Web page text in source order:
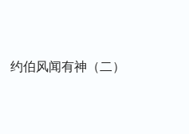
约伯风闻有神（二）